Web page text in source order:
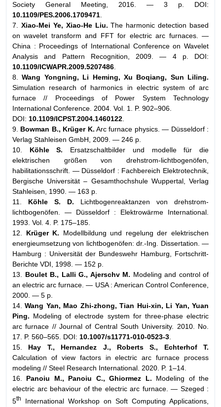
Society General Meeting, 2016. — 3 p. DOI:
10.1109/PES.2006.1709471.
7. Xiao-Mei Ye, Xiao-He Liu. The harmonic detection based
on wavelet transform and FFT for electric arc furnaces. —
China : Proceedings of International Conference on Wavelet
Analysis and Pattern Recognition, 2009. — 4 p. DOI:
10.1109/ICWAPR.2009.5207486.
8.Wang Yongning, Li Heming, Xu Boqiang, Sun Liling.
Simulation research of harmonics in electric system of arc
furnace // Proceedings of Power System Technology
International Conference. 2004. Vol. 1. P. 902–906.
DOI: 10.1109/ICPST.2004.1460122.
9. Bowman B., Krüger K. Arc furnace physics. — Düsseldorf :
Verlag Stahleisen GmbH, 2009. — 246 p.
10. Köhle S. Ersatzschaltbilder und modelle für die
elektrischen größen von drehstrom-lichtbogenöfen,
habilitationsschrift. — Düsseldorf : Fachbereich Elektrotechnik,
Bergische Universität – Gesamthochshule Wuppertal, Verlag
Stahleisen, 1990. — 163 p.
11. Köhle S. D. Lichtbogenreaktanzen von drehstrom-
lichtbogenöfen. — Düsseldorf : Elektrowärme International.
1993. Vol. 4. P. 175–185.
12. Krüger K. Modellbildung und regelung der elektrischen
energieumsetzung von lichtbogenöfen: dr.-Ing. Dissertation. —
Hamburg : Universität der Bundeswehr Hamburg, Fortschritt-
Berichte VDI, 1998. — 152 p.
13. Boulet B., Lalli G., Ajerschv M. Modeling and control of
an electric arc furnace. — USA : American Control Conference,
2000. — 5 p.
14.Wang Yan, Mao Zhi-zhong, Tian Hui-xin, Li Yan, Yuan
Ping. Modeling of electrode system for three-phase electric
arc furnace // Journal of Central South University. 2010. No.
17. P. 560–565. DOI: 10.1007/s11771-010-0523-3.
15. Hay T., Hernandez J., Roberts S., Echterhof T.
Calculation of view factors in electric arc furnace process
modeling // Steel Research International. 2020. P. 1–14.
16. Panoiu M., Panoiu C., Ghiormez L. Modeling of the
electric arc behaviour of the electric arc furnace. — Szeged :
5th
International Workshop on Soft Computing Applications,